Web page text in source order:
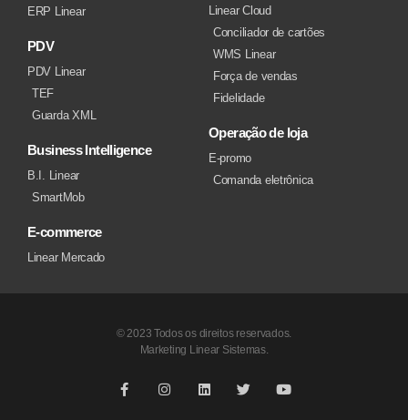
ERP Linear
PDV
PDV Linear
TEF
Guarda XML
Business Intelligence
B.I. Linear
SmartMob
E-commerce
Linear Mercado
Linear Cloud
Conciliador de cartões
WMS Linear
Força de vendas
Fidelidade
Operação de loja
E-promo
Comanda eletrônica
© 2023 Todos os direitos reservados.
Marketing Linear Sistemas.